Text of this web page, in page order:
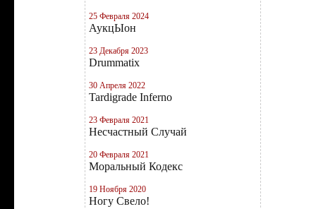
25 Февраля 2024
АукцЫон
23 Декабря 2023
Drummatix
30 Апреля 2022
Tardigrade Inferno
23 Февраля 2021
Несчастный Случай
20 Февраля 2021
Моральный Кодекс
19 Ноября 2020
Ногу Свело!